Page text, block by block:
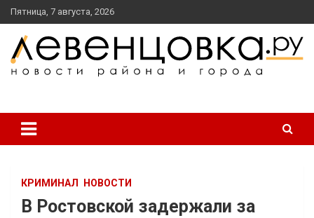
перейти
к
содержанию
Пятница, 7 августа, 2026
КРИМИНАЛ НОВОСТИ
В Ростовской задержали за